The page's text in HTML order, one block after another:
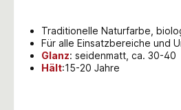
Traditionelle Naturfarbe,
Für alle Einsatzbereiche und
Glanz: seidenmatt, ca. 30-40
Hält:15-20 Jahre